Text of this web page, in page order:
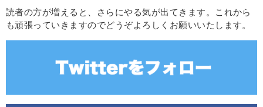
読者の方が増えると、さらにやる気が出てきます。これから
も頑張っていきますのでどうぞよろしくお願いいたします。